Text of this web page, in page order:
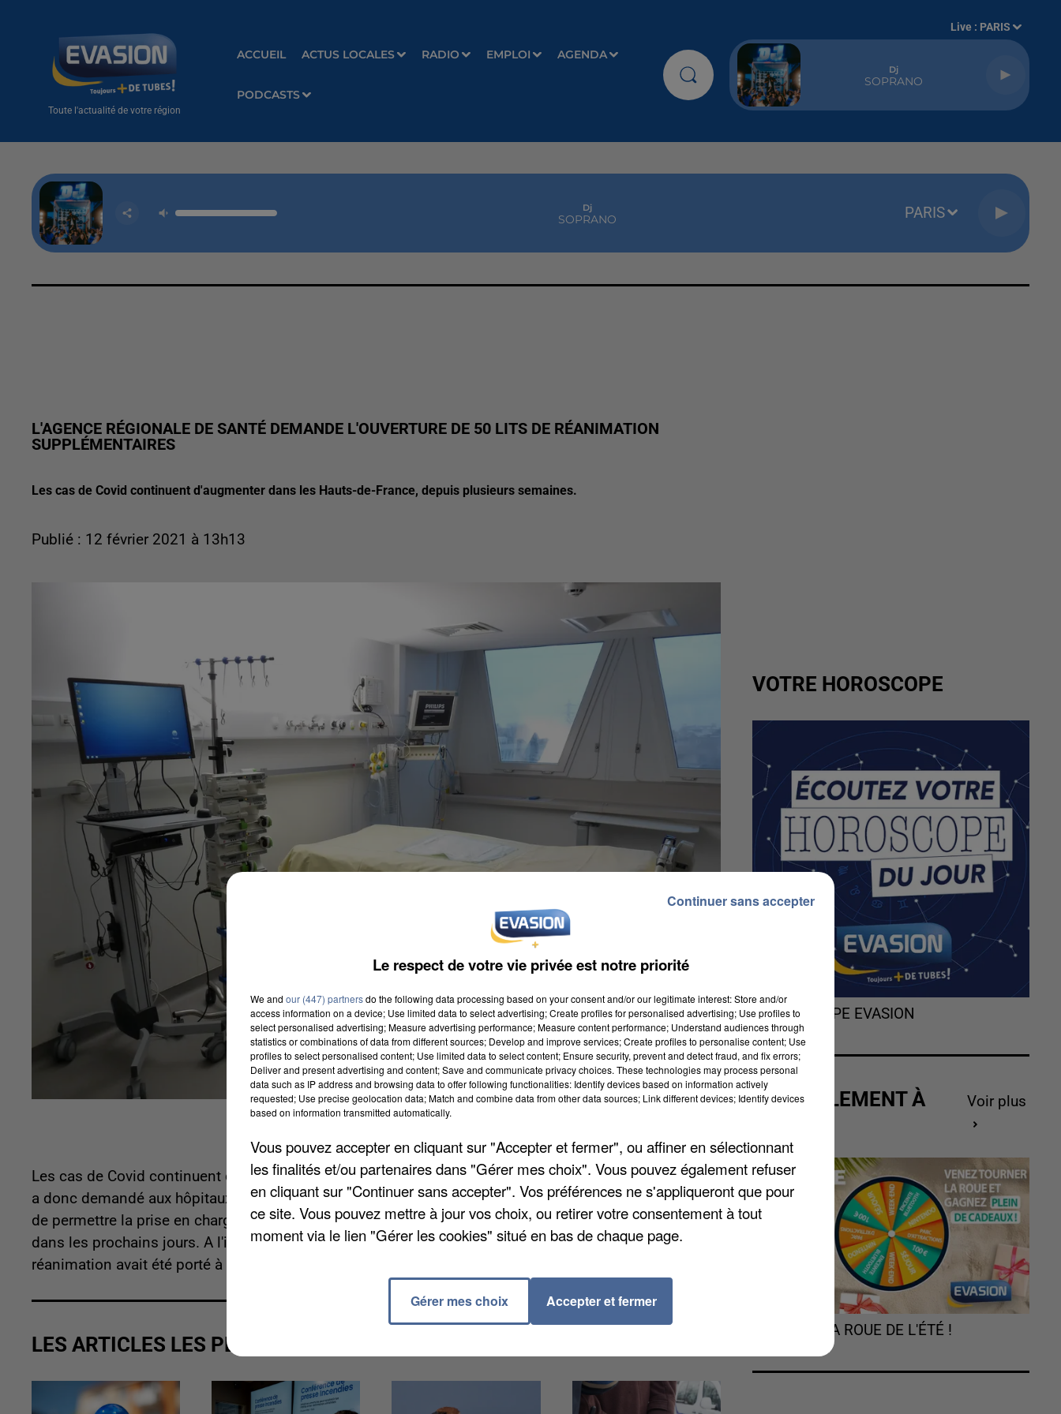
Toute l'actualité de votre région
ACCUEIL ACTUS LOCALES RADIO EMPLOI AGENDA
PODCASTS
Live : PARIS
Dj
SOPRANO
Dj
SOPRANO PARIS
L'AGENCE RÉGIONALE DE SANTÉ DEMANDE L'OUVERTURE DE 50 LITS DE RÉANIMATION
SUPPLÉMENTAIRES
Les cas de Covid continuent d'augmenter dans les Hauts-de-France, depuis plusieurs semaines.
Publié : 12 février 2021 à 13h13
Les cas de Covid continuent d'augmenter dans les Hauts-de-France, depuis plusieurs semaines. L'ARS
a donc demandé aux hôpitaux de la région d'ouvrir 50 lits de réanimation supplémentaires. L'idée est
de permettre la prise en charge de l'ensemble des patients en cas d'augmentation de l'activité Covid
dans les prochains jours. A l'issue du pic de la seconde vague à l'automne 2020, le nombre de lits de
réanimation avait été porté à 600 et ce niveau avait été maintenu depuis.
LES ARTICLES LES PLUS VUS
VOTRE HOROSCOPE
L'HOROSCOPE EVASION
ACTUELLEMENT À
Voir plus
TOURNEZ LA ROUE DE L'ÉTÉ !
Le respect de votre vie privée est notre priorité
We and our (447) partnersdo the following data processing based on your consent and/or our legitimate interest: Store and/or
access information on a device; Use limited data to select advertising; Create profiles for personalised advertising; Use profiles to
select personalised advertising; Measure advertising performance; Measure content performance; Understand audiences through
statistics or combinations of data from different sources; Develop and improve services; Create profiles to personalise content; Use
profiles to select personalised content; Use limited data to select content; Ensure security, prevent and detect fraud, and fix errors;
Deliver and present advertising and content; Save and communicate privacy choices. These technologies may process personal
data such as IP address and browsing data to offer following functionalities: Identify devices based on information actively
requested; Use precise geolocation data; Match and combine data from other data sources; Link different devices; Identify devices
based on information transmitted automatically.
Vous pouvez accepter en cliquant sur "Accepter et fermer", ou affiner en sélectionnant
les finalités et/ou partenaires dans "Gérer mes choix". Vous pouvez également refuser
en cliquant sur "Continuer sans accepter". Vos préférences ne s'appliqueront que pour
ce site. Vous pouvez mettre à jour vos choix, ou retirer votre consentement à tout
moment via le lien "Gérer les cookies" situé en bas de chaque page.
Gérer mes choix Accepter et fermer
Continuer sans accepter